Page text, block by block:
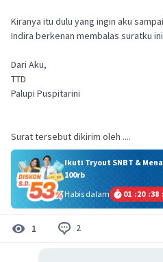
Kiranya itu dulu yang ingin aku
Indira berkenan membalas suratku
Dari Aku,
TTD
Palupi Puspitarini
Surat tersebut dikirim oleh ....
Ikuti Tryout SNBT &
100rb
Habis dalam
01 :20 :38 :
1 2